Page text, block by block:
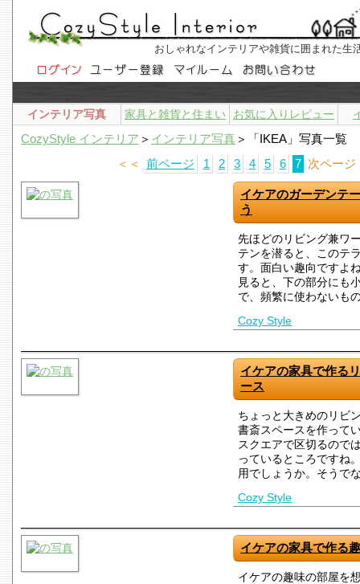
おしゃれなインテリアや雑貨に囲まれた生
インテリア写真 家具と雑貨と住まい お気に入りレビュー
CozyStyle インテリア ＞ インテリア写真＞「IKEA」写真一覧
＜＜
前ページ 1 2 3 4 5 6 7 次ページ
イケアのガーデンテ
う
先ほどのリビング兼ワ
テンを潜ると、このテ
す。面白い趣向ですよ
見ると、下の部分にも
で、頻繁に使わないも
Cozy Style
イケアの家具で作る
ース
ちょっと大きめのリビ
書斎スペースを作って
スクエアで区切るので
っているところですね
用でしょうか。そうで
Cozy Style
イケアの家具で作る
イケアの趣味の部屋を